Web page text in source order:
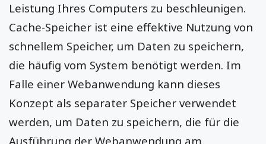
Leistung Ihres Computers zu beschleunigen.
Cache-Speicher ist eine effektive Nutzung von
schnellem Speicher, um Daten zu speichern,
die häufig vom System benötigt werden. Im
Falle einer Webanwendung kann dieses
Konzept als separater Speicher verwendet
werden, um Daten zu speichern, die für die
Ausführung der Webanwendung am